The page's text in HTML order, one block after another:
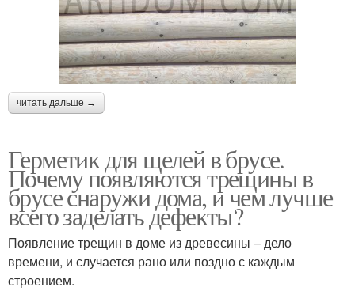
читать дальше →
Герметик для щелей в брусе.
Почему появляются трещины в
брусе снаружи дома, и чем лучше
всего заделать дефекты?
Появление трещин в доме из древесины – дело
времени, и случается рано или поздно с каждым
строением.